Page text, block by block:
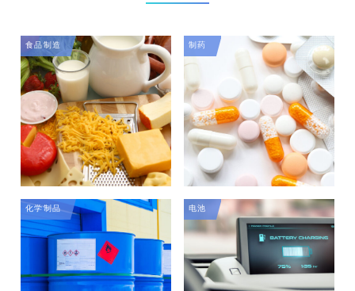
食品制造 制药
化学制品 电池